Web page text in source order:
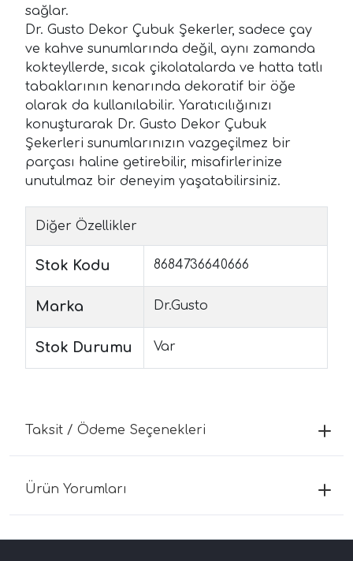
sağlar.
Dr. Gusto Dekor Çubuk Şekerler, sadece çay
ve kahve sunumlarında değil, aynı zamanda
kokteyllerde, sıcak çikolatalarda ve hatta tatlı
tabaklarının kenarında dekoratif bir öğe
olarak da kullanılabilir. Yaratıcılığınızı
konuşturarak Dr. Gusto Dekor Çubuk
Şekerleri sunumlarınızın vazgeçilmez bir
parçası haline getirebilir, misafirlerinize
unutulmaz bir deneyim yaşatabilirsiniz.
Diğer Özellikler
Stok Kodu 8684736640666
Marka Dr.Gusto
Stok Durumu Var
Taksit / Ödeme Seçenekleri
Ürün Yorumları